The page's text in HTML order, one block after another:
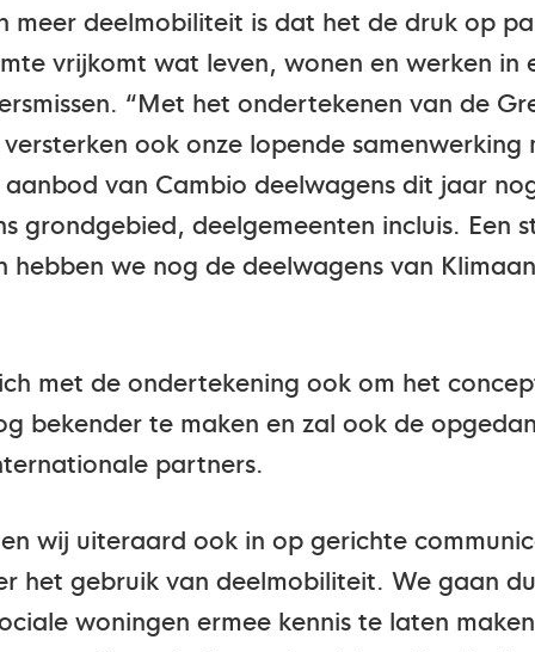
meer deelmobiliteit is dat het de druk op
vrijkomt wat leven, wonen en werken in
“Met het ondertekenen van de
ook onze lopende samenwerking
van Cambio deelwagens dit jaar
grondgebied, deelgemeenten incluis. Een
hebben we nog de deelwagens van
met de ondertekening ook om het
bekender te maken en zal ook de
partners.
wij uiteraard ook in op gerichte
het gebruik van deelmobiliteit. We gaan
woningen ermee kennis te laten